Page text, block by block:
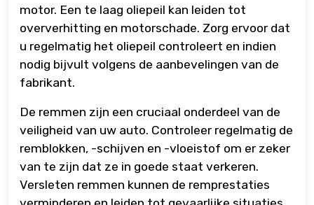
motor. Een te laag oliepeil kan leiden tot
oververhitting en motorschade. Zorg ervoor dat
u regelmatig het oliepeil controleert en indien
nodig bijvult volgens de aanbevelingen van de
fabrikant.
De remmen zijn een cruciaal onderdeel van de
veiligheid van uw auto. Controleer regelmatig de
remblokken, -schijven en -vloeistof om er zeker
van te zijn dat ze in goede staat verkeren.
Versleten remmen kunnen de remprestaties